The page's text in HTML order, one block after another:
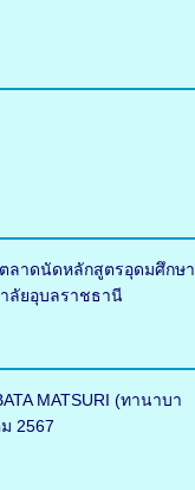
ลาดนัดหลักสูตรอุดมศึกษา
ลัยอุบลราชธานี
MATSURI (ทานาบา
2567